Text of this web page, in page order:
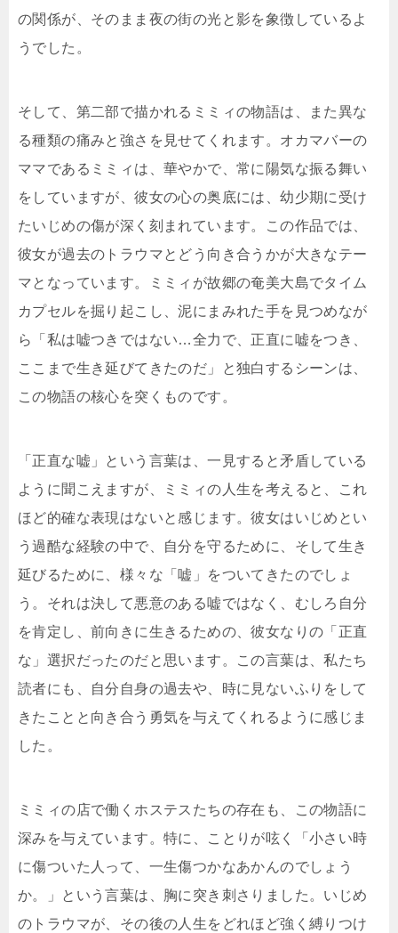
の関係が、そのまま夜の街の光と影を象徴しているよ
うでした。
そして、第二部で描かれるミミィの物語は、また異な
る種類の痛みと強さを見せてくれます。オカマバーの
ママであるミミィは、華やかで、常に陽気な振る舞い
をしていますが、彼女の心の奥底には、幼少期に受け
たいじめの傷が深く刻まれています。この作品では、
彼女が過去のトラウマとどう向き合うかが大きなテー
マとなっています。ミミィが故郷の奄美大島でタイム
カプセルを掘り起こし、泥にまみれた手を見つめなが
ら「私は嘘つきではない…全力で、正直に嘘をつき、
ここまで生き延びてきたのだ」と独白するシーンは、
この物語の核心を突くものです。
「正直な嘘」という言葉は、一見すると矛盾している
ように聞こえますが、ミミィの人生を考えると、これ
ほど的確な表現はないと感じます。彼女はいじめとい
う過酷な経験の中で、自分を守るために、そして生き
延びるために、様々な「嘘」をついてきたのでしょ
う。それは決して悪意のある嘘ではなく、むしろ自分
を肯定し、前向きに生きるための、彼女なりの「正直
な」選択だったのだと思います。この言葉は、私たち
読者にも、自分自身の過去や、時に見ないふりをして
きたことと向き合う勇気を与えてくれるように感じま
した。
ミミィの店で働くホステスたちの存在も、この物語に
深みを与えています。特に、ことりが呟く「小さい時
に傷ついた人って、一生傷つかなあかんのでしょう
か。」という言葉は、胸に突き刺さりました。いじめ
のトラウマが、その後の人生をどれほど強く縛りつけ